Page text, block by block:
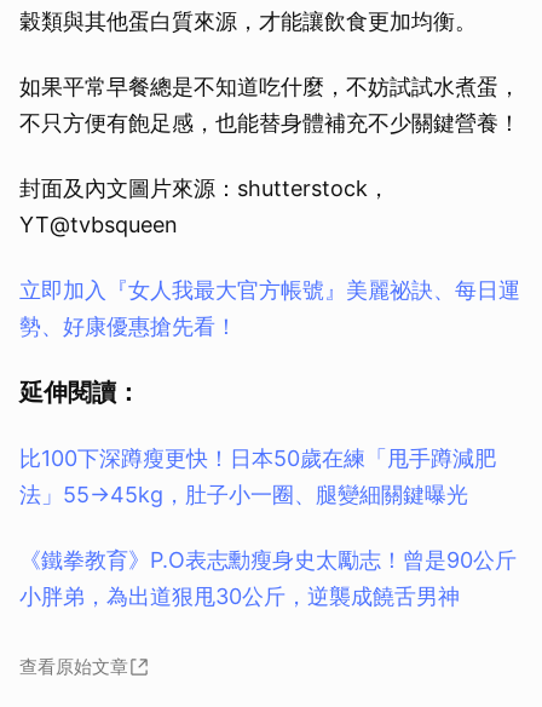
穀類與其他蛋白質來源，才能讓飲食更加均衡。
如果平常早餐總是不知道吃什麼，不妨試試水煮蛋，
不只方便有飽足感，也能替身體補充不少關鍵營養！
封面及內文圖片來源：shutterstock，
YT@tvbsqueen
立即加入『女人我最大官方帳號』美麗祕訣、每日運
勢、好康優惠搶先看！
延伸閱讀：
比100下深蹲瘦更快！日本50歲在練「甩手蹲減肥
法」55→45kg，肚子小一圈、腿變細關鍵曝光
《鐵拳教育》P.O表志勳瘦身史太勵志！曾是90公斤
小胖弟，為出道狠甩30公斤，逆襲成饒舌男神
查看原始文章